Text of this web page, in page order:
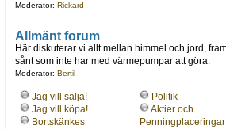
Moderator: Rickard
Allmänt forum
Här diskuterar vi allt mellan himmel och jord,
sånt som inte har med värmepumpar att göra.
Moderator: Bertil
Jag vill sälja!
Jag vill köpa!
Bortskänkes
Politik
Aktier och
Penningplaceringar